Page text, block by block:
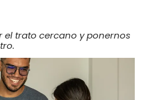
el trato cercano y ponernos